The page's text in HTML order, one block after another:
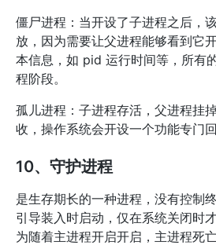
僵尸进程：当开设了子进程之后，
放，因为需要让父进程能够看到它
本信息，如 pid 运行时间等，所有
程阶段。
孤儿进程：子进程存活，父进程挂
收，操作系统会开设一个功能专门
10、守护进程
是生存期长的一种进程，没有控制
引导装入时启动，仅在系统关闭时
为随着主进程开启开启，主进程死